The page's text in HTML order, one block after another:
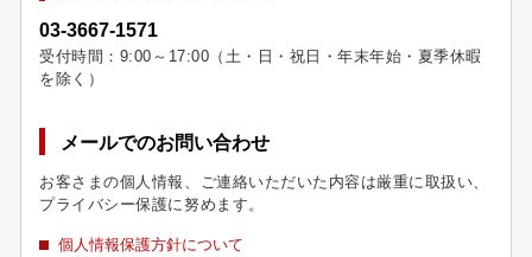
03-3667-1571
受付時間：9:00～17:00（土・日・祝日・年末年始・夏季休暇
を除く）
メールでのお問い合わせ
お客さまの個人情報、ご連絡いただいた内容は厳重に取扱い、
プライバシー保護に努めます。
個人情報保護方針について